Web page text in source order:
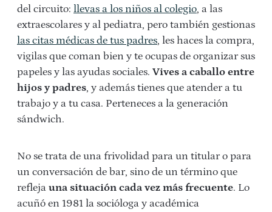
del circuito: llevas a los niños al colegio, a las
extraescolares y al pediatra, pero también gestionas
las citas médicas de tus padres, les haces la compra,
vigilas que coman bien y te ocupas de organizar sus
papeles y las ayudas sociales. Vives a caballo entre
hijos y padres, y además tienes que atender a tu
trabajo y a tu casa. Perteneces a la generación
sándwich.
No se trata de una frivolidad para un titular o para
un conversación de bar, sino de un término que
refleja una situación cada vez más frecuente. Lo
acuñó en 1981 la socióloga y académica